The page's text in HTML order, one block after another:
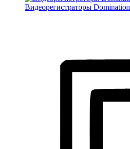
Видеорегистраторы Domination